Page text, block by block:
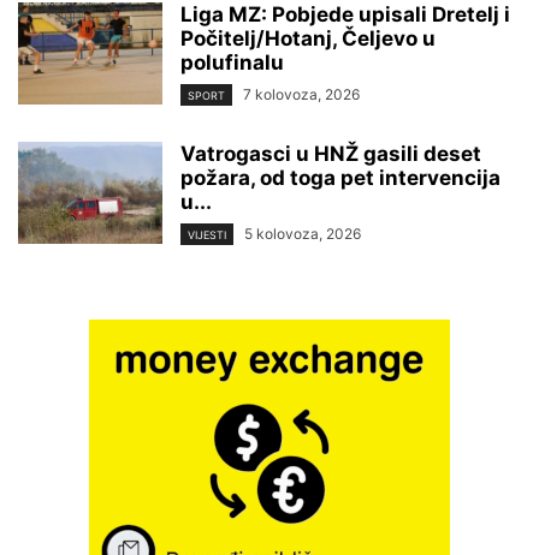
Liga MZ: Pobjede upisali Dretelj i
Počitelj/Hotanj, Čeljevo u
polufinalu
SPORT 7 kolovoza, 2026
Vatrogasci u HNŽ gasili deset
požara, od toga pet intervencija
u...
VIJESTI 5 kolovoza, 2026